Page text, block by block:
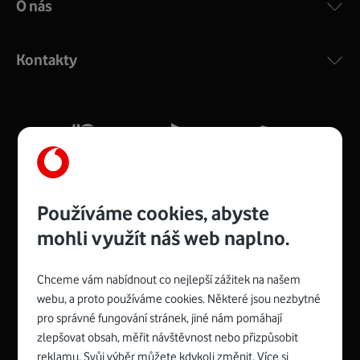
COMPAL CH7465VF
silný signál pro celou domácnost. Kompaktní rozměry 21
Více o COMPAL CH7465VF
Zyxel VMG8623-T50B:
Rozměry modemu jsou 16 x 22 x 7,5 cm (včetně stojánku)
Spojte se s Vodafonem
O nás
Kontakty
Používáme cookies, abyste
mohli využít náš web naplno.
Chceme vám nabídnout co nejlepší zážitek na našem
webu, a proto používáme cookies. Některé jsou nezbytné
pro správné fungování stránek, jiné nám pomáhají
zlepšovat obsah, měřit návštěvnost nebo přizpůsobit
reklamu. Svůj výběr můžete kdykoli změnit. Více si